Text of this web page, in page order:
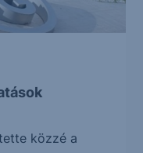
közzé a